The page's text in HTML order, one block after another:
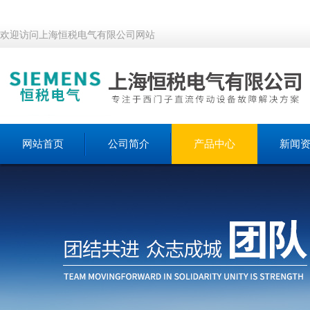
欢迎访问上海恒税电气有限公司网站
网站首页 公司简介 产品中心 新闻